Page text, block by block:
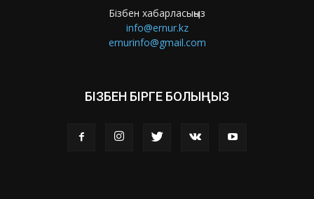
Бізбен хабарласыңыз
info@ernur.kz
ernurinfo@gmail.com
БІЗБЕН БІРГЕ БОЛЫҢЫЗ